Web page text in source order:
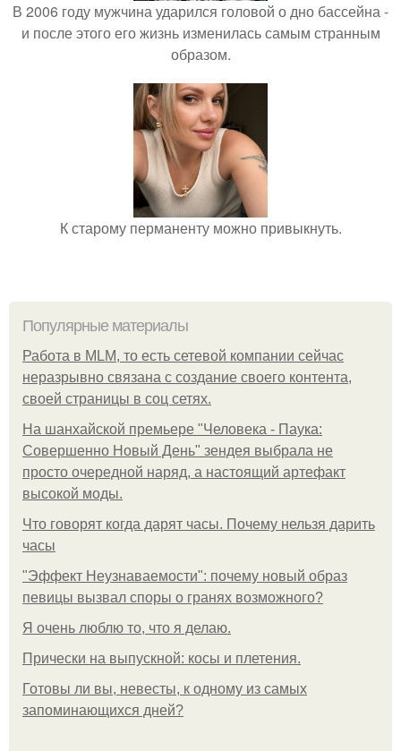
В 2006 году мужчина ударился головой о дно бассейна -
и после этого его жизнь изменилась самым странным
образом.
К старому перманенту можно привыкнуть.
Популярные материалы
Работа в MLM, то есть сетевой компании сейчас
неразрывно связана с создание своего контента,
своей страницы в соц сетях.
На шанхайской премьере "Человека - Паука:
Совершенно Новый День" зендея выбрала не
просто очередной наряд, а настоящий артефакт
высокой моды.
Что говорят когда дарят часы. Почему нельзя дарить
часы
"Эффект Неузнаваемости": почему новый образ
певицы вызвал споры о гранях возможного?
Я очень люблю то, что я делаю.
Прически на выпускной: косы и плетения.
Готовы ли вы, невесты, к одному из самых
запоминающихся дней?